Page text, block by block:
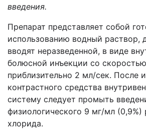
введения.
Препарат представляет собой
использованию водный раствор,
вводят неразведенной, в виде
болюсной инъекции со
приблизительно 2 мл/сек. После
контрастного средства
систему следует промыть
физиологического 9 мг/мл (0,9%)
хлорида.